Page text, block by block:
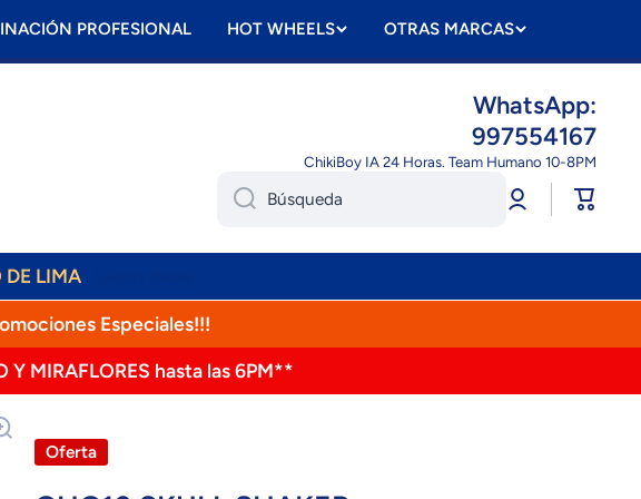
PROFESIONAL HOT WHEELS OTRAS MARCAS
WhatsApp:
997554167
ChikiBoy IA 24 Horas. Team Humano 10-8PM
Búsqueda
Iniciar
sesión
Carrito
Especiales!!!
MIRAFLORES hasta las 6PM**
Oferta